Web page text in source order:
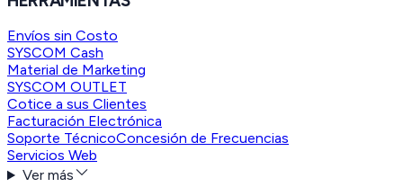
Envíos sin Costo
SYSCOM Cash
Material de Marketing
SYSCOM OUTLET
Cotice a sus Clientes
Facturación Electrónica
Soporte TécnicoConcesión de Frecuencias
Servicios Web
Ver más